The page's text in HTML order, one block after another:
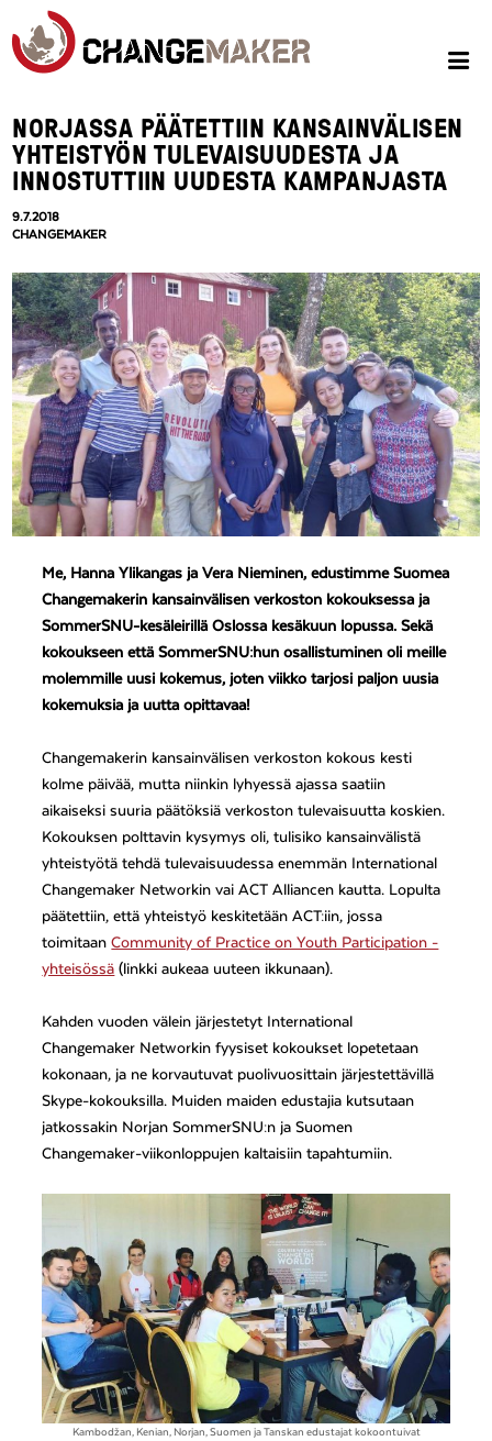
NORJASSA PÄÄTETTIIN KANSAINVÄLISEN
YHTEISTYÖN TULEVAISUUDESTA JA
INNOSTUTTIIN UUDESTA KAMPANJASTA
9.7.2018
CHANGEMAKER
Me, Hanna Ylikangas ja Vera Nieminen, edustimme Suomea
Changemakerin kansainvälisen verkoston kokouksessa ja
SommerSNU-kesäleirillä Oslossa kesäkuun lopussa. Sekä
kokoukseen että SommerSNU:hun osallistuminen oli meille
molemmille uusi kokemus, joten viikko tarjosi paljon uusia
kokemuksia ja uutta opittavaa!
Changemakerin kansainvälisen verkoston kokous kesti
kolme päivää, mutta niinkin lyhyessä ajassa saatiin
aikaiseksi suuria päätöksiä verkoston tulevaisuutta koskien.
Kokouksen polttavin kysymys oli, tulisiko kansainvälistä
yhteistyötä tehdä tulevaisuudessa enemmän International
Changemaker Networkin vai ACT Alliancen kautta. Lopulta
päätettiin, että yhteistyö keskitetään ACT:iin, jossa
toimitaanCommunity of Practice on Youth Participation -
yhteisössä (linkki aukeaa uuteen ikkunaan).
Kahden vuoden välein järjestetyt International
Changemaker Networkin fyysiset kokoukset lopetetaan
kokonaan, ja ne korvautuvat puolivuosittain järjestettävillä
Skype-kokouksilla. Muiden maiden edustajia kutsutaan
jatkossakin Norjan SommerSNU:n ja Suomen
Changemaker-viikonloppujen kaltaisiin tapahtumiin.
Kambodžan, Kenian, Norjan, Suomen ja Tanskan edustajat kokoontuivat